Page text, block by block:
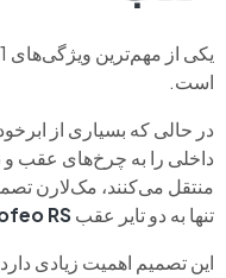
یکی از مهم‌ترین ویژگی‌های W1، حفظ سیستم
است.
در حالی که بسیاری از
داخلی را به چرخ‌های عقب و
منتقل می‌کنند، مک‌لارن
تنها به دو تایر عقبRS
این تصمیم اهمیت زیادی